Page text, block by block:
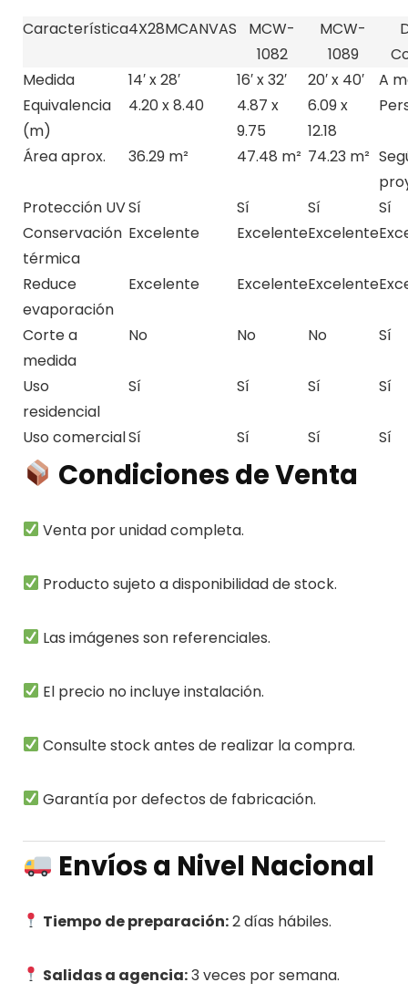
Característica4X28MCANVAS
MCW-
1082
MCW-
1089
Medida
14′ x 28′ 16′ x 32′ 20′ x 40′
A
Equivalencia
(m)
4.20 x 8.40
4.87 x
9.75
6.09 x
12.18
Área aprox. 36.29 m² 47.48 m² 74.23 m²
Protección UVSí Sí Sí
Sí
Conservación
térmica
Excelente ExcelenteExcelente
Reduce
evaporación
Excelente ExcelenteExcelente
Corte a
medida
No No No Sí
Uso
residencial
Sí Sí Sí Sí
Uso comercialSí Sí Sí Sí
Condiciones de Venta
Venta por unidad completa.
Producto sujeto a disponibilidad de stock.
Las imágenes son referenciales.
El precio no incluye instalación.
Consulte stock antes de realizar la compra.
Garantía por defectos de fabricación.
Envíos a Nivel Nacional
Tiempo de preparación:2 días hábiles.
Salidas a agencia:3 veces por semana.